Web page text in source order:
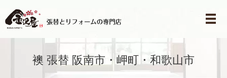
メ
襖 張替 阪南市・岬町・和歌山市